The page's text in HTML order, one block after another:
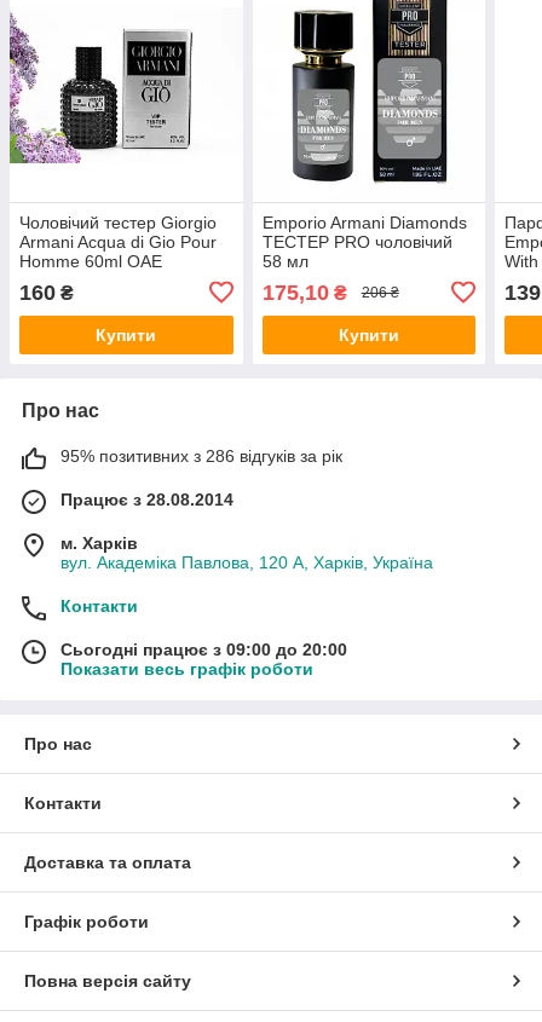
Чоловічий тестер Giorgio
Armani Acqua di Gio Pour
Homme 60ml ОАЕ
160 ₴
Купити
Emporio Armani Diamonds
ТЕСТЕР PRO чоловічий
58 мл
175,10₴ 206 ₴
Купити
139
Про нас
95% позитивних з 286 відгуків за рік
Працює з 28.08.2014
м. Харків
вул. Академіка Павлова, 120 А, Харків, Україна
Контакти
Сьогодні працює з 09:00 до 20:00
Показати весь графік роботи
Про нас
Контакти
Доставка та оплата
Графік роботи
Повна версія сайту